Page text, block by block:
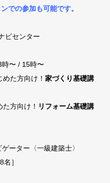
での参加も可能です。
ビセンター
〜 / 15時〜
た方向け！ 家づくり基礎講
方向け！ リフォーム基礎講
ーター〈一級建築士〉
］